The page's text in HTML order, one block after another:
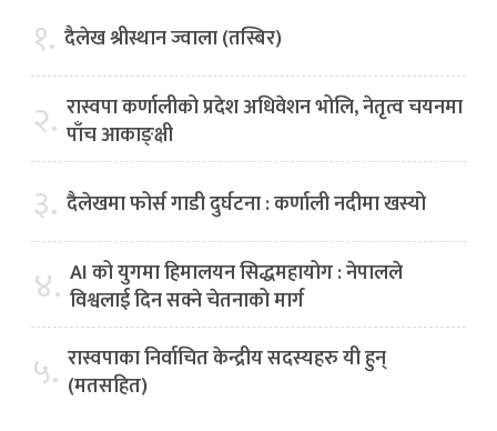
१. दैलेख श्रीस्थान ज्वाला (तस्बिर)
२. रास्वपा कर्णालीको प्रदेश अधिवेशन भोलि, नेतृत्व चयनमा
पाँच आकाङ्क्षी
३. दैलेखमा फोर्स गाडी दुर्घटना : कर्णाली नदीमा खस्यो
४. AI को युगमा हिमालयन सिद्धमहायोग : नेपालले
विश्वलाई दिन सक्ने चेतनाको मार्ग
५. रास्वपाका निर्वाचित केन्द्रीय सदस्यहरु यी हुन्
(मतसहित)